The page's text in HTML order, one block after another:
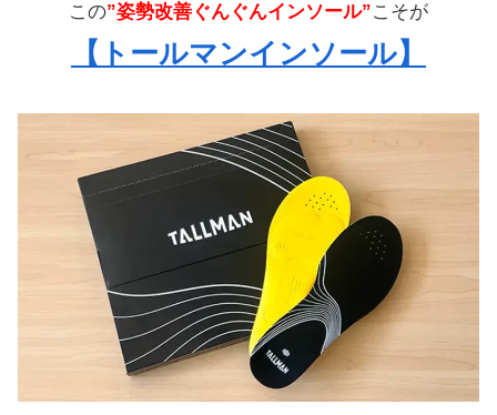
この”姿勢改善ぐんぐんインソール”こそが
【トールマンインソール】